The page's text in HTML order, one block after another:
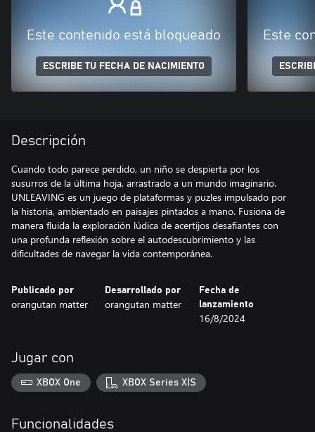
Este contenido está bloqueado
ESCRIBE TU FECHA DE NACIMIENTO
Este
Descripción
Cuando todo parece perdido, un niño se despierta por los
susurros de la última hoja, arrastrado a un mundo imaginario.
UNLEAVING es un juego de plataformas y puzles impulsado por
la historia, ambientado en paisajes pintados a mano. Fusiona de
manera fluida la exploración lúdica de acertijos desafiantes con
una profunda reflexión sobre el autodescubrimiento y las
dificultades de navegar la vida contemporánea.
Publicado por
orangutan matter
Desarrollado por
orangutan matter
Fecha de
lanzamiento
16/8/2024
Jugar con
XBOX One XBOX Series X|S
Funcionalidades